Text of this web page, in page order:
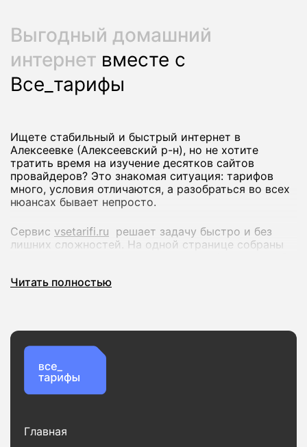
Выгодный домашний
интернет вместе с
Все_тарифы
Ищете стабильный и быстрый интернет в
Алексеевке (Алексеевский р-н), но не хотите
тратить время на изучение десятков сайтов
провайдеров? Это знакомая ситуация: тарифов
много, условия отличаются, а разобраться во всех
нюансах бывает непросто.
Сервис vsetarifi.ru решает задачу быстро и без
лишних сложностей. На одной странице собраны
оптимальный вариант.
Удобное сравнение тарифов по скорости и
Актуальные предложения без устаревшей
информации
Читать полностью
Главная